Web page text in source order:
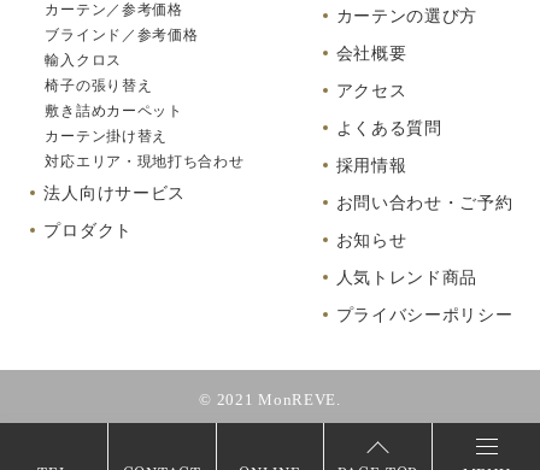
カーテン／参考価格
ブラインド／参考価格
輸入クロス
椅子の張り替え
敷き詰めカーペット
カーテン掛け替え
対応エリア・現地打ち合わせ
法人向けサービス
プロダクト
カーテンの選び方
会社概要
アクセス
よくある質問
採用情報
お問い合わせ・ご予約
お知らせ
人気トレンド商品
プライバシーポリシー
© 2021 MonREVE.